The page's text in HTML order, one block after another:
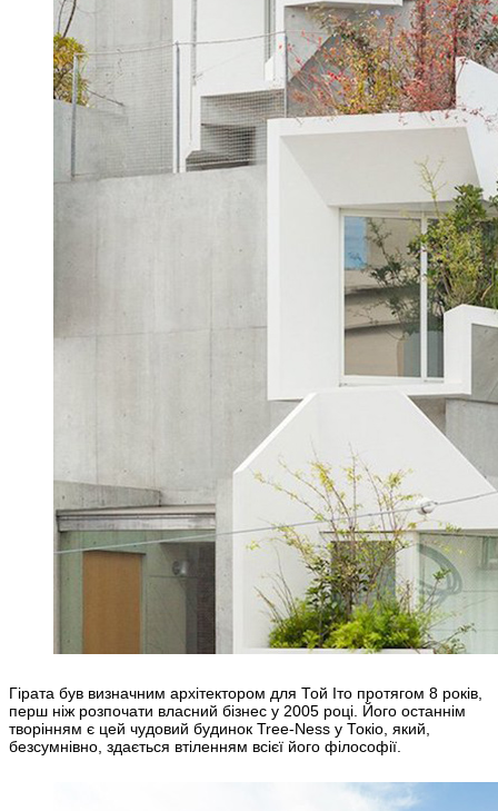
Гірата був визначним архітектором для Той Іто протягом 8 років,
перш ніж розпочати власний бізнес у 2005 році. Його останнім
творінням є цей чудовий будинок Tree-Ness у Токіо, який,
безсумнівно, здається втіленням всієї його філософії.